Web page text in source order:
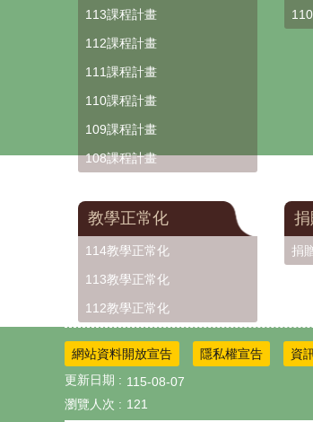
113課程計畫
112課程計畫
111課程計畫
110課程計畫
109課程計畫
108課程計畫
教學正常化
114教學正常化
113教學正常化
112教學正常化
捐
網站資料開放宣告 隱私權宣告
資
更新日期
115-08-07
瀏覽人次
121